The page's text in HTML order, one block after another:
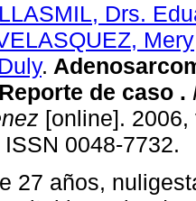
Drs.
Mery
.
Reporte de caso .
[online].
0048-7732.
27 años,